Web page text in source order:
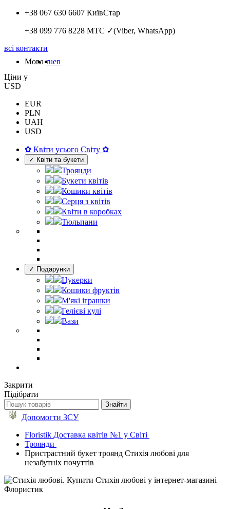
+38 067 630 6607 КиївСтар
+38 099 776 8228 МТС ✓(Viber, WhatsApp)
всі контакти
Мова ruen
Цiни у
USD
EUR
PLN
UAH
USD
✿ Квіти усього Світу ✿
✓ Квіти та букети
Троянди
Букети квітів
Кошики квітів
Серця з квітів
Квіти в коробках
Тюльпани
✓ Подарунки
Цукерки
Кошики фруктів
М'які іграшки
Гелієві кулі
Вази
Закрити
Підібрати
Допомогти ЗСУ
Floristik Доставка квітів №1 у Світі
Троянди
Пристрастний букет троянд Стихія любові для
незабутніх почуттів